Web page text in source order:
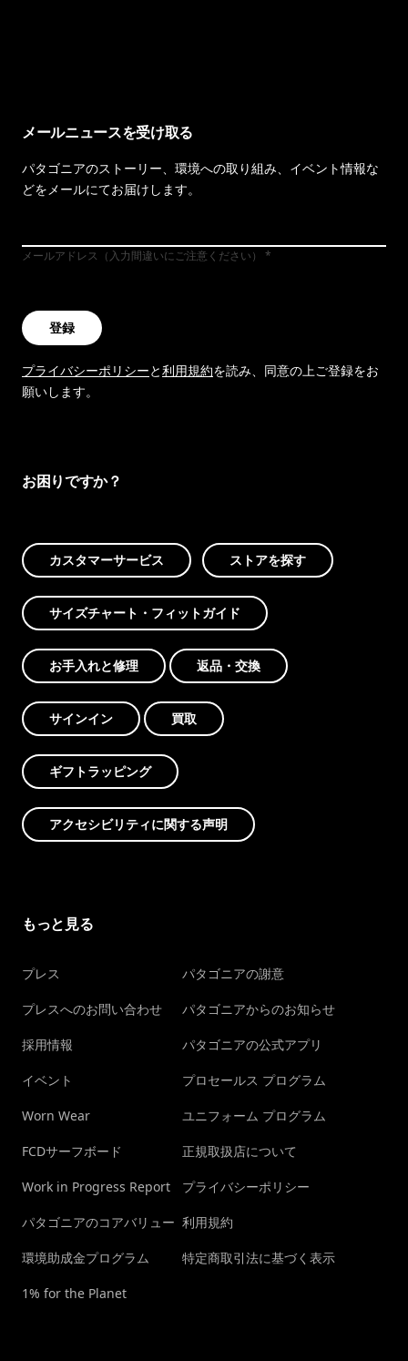
メールニュースを受け取る
パタゴニアのストーリー、環境への取り組み、イベント情報な
どをメールにてお届けします。
メールアドレス（入力間違いにご注意ください）
登録
プライバシーポリシーと利用規約を読み、同意の上ご登録をお
願いします。
お困りですか？
カスタマーサービス ストアを探す
サイズチャート・フィットガイド
お手入れと修理 返品・交換
サインイン 買取
ギフトラッピング
アクセシビリティに関する声明
もっと見る
プレス
プレスへのお問い合わせ
採用情報
イベント
Worn Wear
FCDサーフボード
Work in Progress Report
パタゴニアのコアバリュー
環境助成金プログラム
1% for the Planet
パタゴニアの謝意
パタゴニアからのお知らせ
パタゴニアの公式アプリ
プロセールス プログラム
ユニフォーム プログラム
正規取扱店について
プライバシーポリシー
利用規約
特定商取引法に基づく表示